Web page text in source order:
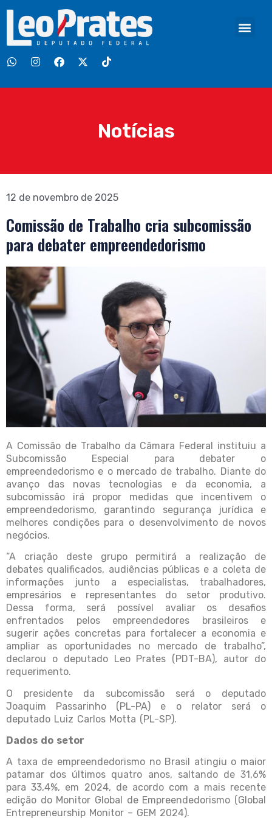
Notícias
12 de novembro de 2025
Comissão de Trabalho cria subcomissão
para debater empreendedorismo
A Comissão de Trabalho da Câmara Federal instituiu a
Subcomissão Especial para debater o
empreendedorismo e o mercado de trabalho. Diante do
avanço das novas tecnologias e da economia, a
subcomissão irá propor medidas que incentivem o
empreendedorismo, garantindo segurança jurídica e
melhores condições para o desenvolvimento de novos
negócios.
“A criação deste grupo permitirá a realização de
debates qualificados, audiências públicas e a coleta de
informações junto a especialistas, trabalhadores,
empresários e representantes do setor produtivo.
Dessa forma, será possível avaliar os desafios
enfrentados pelos empreendedores brasileiros e
sugerir ações concretas para fortalecer a economia e
ampliar as oportunidades no mercado de trabalho”,
declarou o deputado Leo Prates (PDT-BA), autor do
requerimento.
O presidente da subcomissão será o deputado
Joaquim Passarinho (PL-PA) e o relator será o
deputado Luiz Carlos Motta (PL-SP).
Dados do setor
A taxa de empreendedorismo no Brasil atingiu o maior
patamar dos últimos quatro anos, saltando de 31,6%
para 33,4%, em 2024, de acordo com a mais recente
edição do Monitor Global de Empreendedorismo (Global
Entrepreneurship Monitor – GEM 2024).